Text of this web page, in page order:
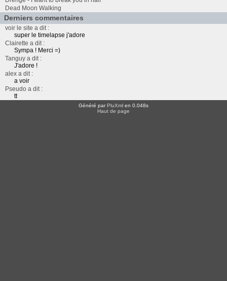
Dead Moon Walking
Derniers commentaires
voir le site a dit :
super le timelapse j'adore
Clairette a dit :
Sympa ! Merci =)
Tanguy a dit :
J'adore !
alex a dit :
a voir
Pseudo a dit :
tt
Généré parPluXml en 0.048s
Haut de page